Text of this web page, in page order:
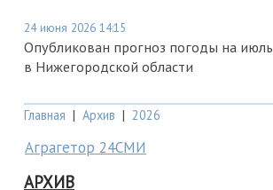
24 июня 2026 14:15
Опубликован прогноз погоды на июль
в Нижегородской области
Главная | Архив | 2026
Аграгетор 24СМИ
АРХИВ